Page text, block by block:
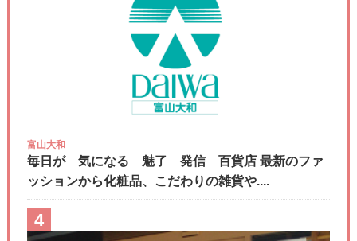
富山大和
毎日が 気になる 魅了 発信 百貨店 最新のファ
ッションから化粧品、こだわりの雑貨や....
4